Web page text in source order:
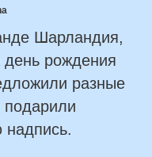
Шарландия,
рождения
разные
подарили
надпись.